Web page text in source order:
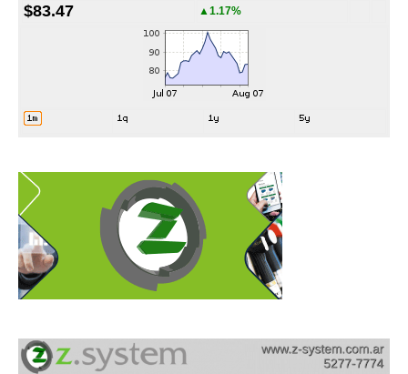
$83.47 ▲1.17%